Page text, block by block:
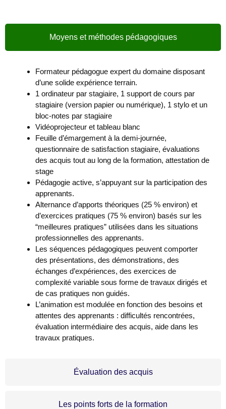
Moyens et méthodes pédagogiques
Évaluation des acquis
Les points forts de la formation
Formateur pédagogue expert du domaine disposant
d’une solide expérience terrain.
1 ordinateur par stagiaire, 1 support de cours par
stagiaire (version papier ou numérique), 1 stylo et un
bloc-notes par stagiaire
Vidéoprojecteur et tableau blanc
Feuille d’émargement à la demi-journée,
questionnaire de satisfaction stagiaire, évaluations
des acquis tout au long de la formation, attestation de
stage
Pédagogie active, s’appuyant sur la participation des
apprenants.
Alternance d’apports théoriques (25 % environ) et
d’exercices pratiques (75 % environ) basés sur les
“meilleures pratiques” utilisées dans les situations
professionnelles des apprenants.
Les séquences pédagogiques peuvent comporter
des présentations, des démonstrations, des
échanges d’expériences, des exercices de
complexité variable sous forme de travaux dirigés et
de cas pratiques non guidés.
L’animation est modulée en fonction des besoins et
attentes des apprenants : difficultés rencontrées,
évaluation intermédiaire des acquis, aide dans les
travaux pratiques.